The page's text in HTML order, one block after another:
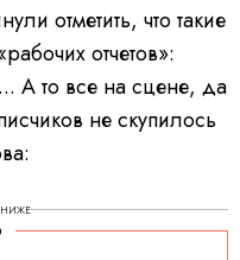
отметить, что такие
отчетов»:
А то все на сцене, да
не скупилось